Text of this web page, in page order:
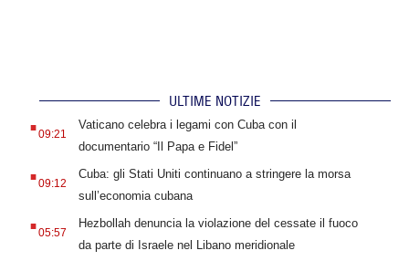
ULTIME NOTIZIE
.09:21
Vaticano celebra i legami con Cuba con il
documentario “Il Papa e Fidel”
.09:12
Cuba: gli Stati Uniti continuano a stringere la morsa
sull’economia cubana
.05:57
Hezbollah denuncia la violazione del cessate il fuoco
da parte di Israele nel Libano meridionale